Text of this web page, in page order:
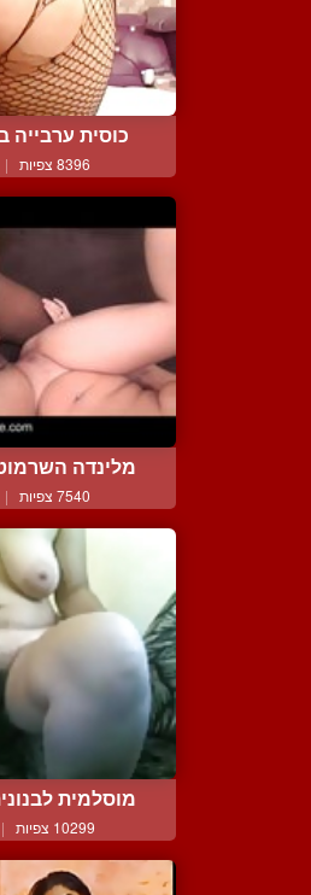
כוסית ערבייה
8396 צפיות |
מלינדה
7540 צפיות |
מוסלמית
10299 צפיות |